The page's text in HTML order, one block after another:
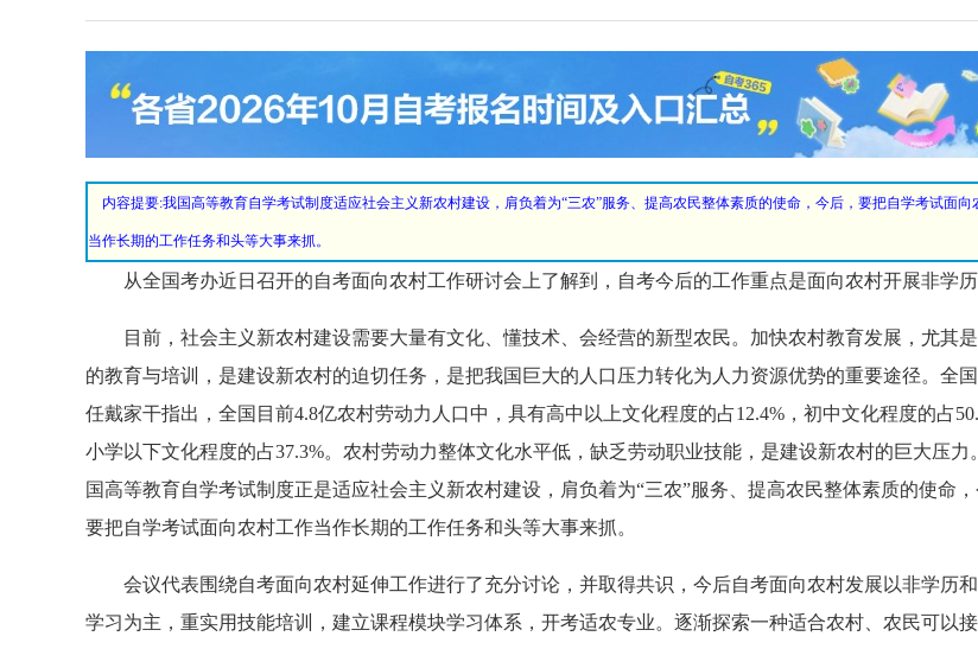
内容提要:我国高等教育自学考试制度适应社会主义新农村建设，肩负着为“三农”服务、提高农民整体素质的使命，今后，要把自学考试面向
当作长期的工作任务和头等大事来抓。
从全国考办近日召开的自考面向农村工作研讨会上了解到，自考今后的工作重点是面向农村开展非学历
目前，社会主义新农村建设需要大量有文化、懂技术、会经营的新型农民。加快农村教育发展，尤其
的教育与培训，是建设新农村的迫切任务，是把我国巨大的人口压力转化为人力资源优势的重要途径。全
任戴家干指出，全国目前4.8亿农村劳动力人口中，具有高中以上文化程度的占12.4%，初中文化程度的占
小学以下文化程度的占37.3%。农村劳动力整体文化水平低，缺乏劳动职业技能，是建设新农村的巨大压力
国高等教育自学考试制度正是适应社会主义新农村建设，肩负着为“三农”服务、提高农民整体素质的使命，
要把自学考试面向农村工作当作长期的工作任务和头等大事来抓。
会议代表围绕自考面向农村延伸工作进行了充分讨论，并取得共识，今后自考面向农村发展以非学历
学习为主，重实用技能培训，建立课程模块学习体系，开考适农专业。逐渐探索一种适合农村、农民可以